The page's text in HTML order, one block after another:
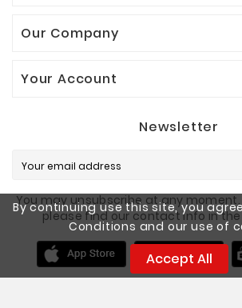
By continuing use this site, you
Conditions and our use of
Accept All
Our Company
Your Account
Newsletter
You may unsubscribe at any moment.
please find our contact info in